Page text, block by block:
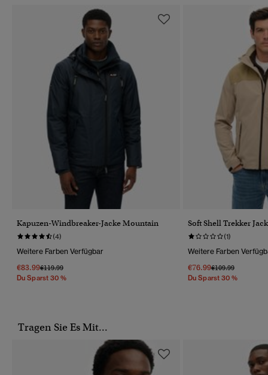
Kapuzen-Windbreaker-Jacke Mountain
(4)
Weitere Farben Verfügbar
€83.99Preis Wurde Reduziert Von
€119.99Bis
Du Sparst 30 %
Soft Shell Trekker
(1)
Weitere Farben
€76.99Preis Wurde
€109.99Bis
Du Sparst 30 %
Tragen Sie Es Mit...